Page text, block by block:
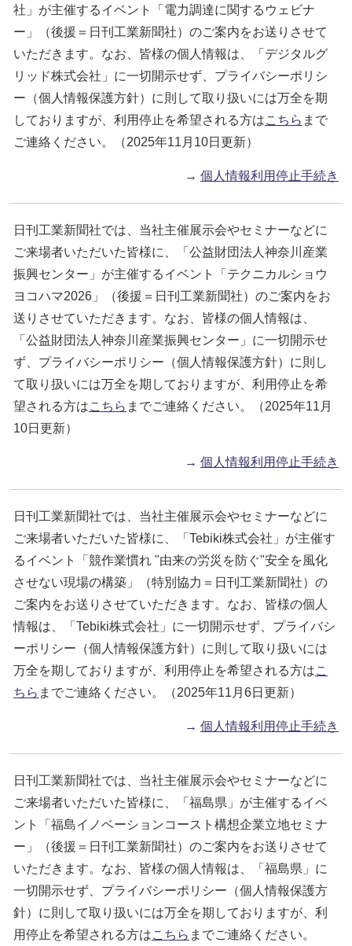
社」が主催するイベント「電力調達に関するウェビナ
ー」（後援＝日刊工業新聞社）のご案内をお送りさせて
いただきます。なお、皆様の個人情報は、「デジタルグ
リッド株式会社」に一切開示せず、プライバシーポリシ
ー（個人情報保護方針）に則して取り扱いには万全を期
しておりますが、利用停止を希望される方はこちら まで
ご連絡ください。（2025年11月10日更新）
→ 個人情報利用停止手続き
日刊工業新聞社では、当社主催展示会やセミナーなどに
ご来場者いただいた皆様に、「公益財団法人神奈川産業
振興センター」が主催するイベント「テクニカルショウ
ヨコハマ2026」（後援＝日刊工業新聞社）のご案内をお
送りさせていただきます。なお、皆様の個人情報は、
「公益財団法人神奈川産業振興センター」に一切開示せ
ず、プライバシーポリシー（個人情報保護方針）に則し
て取り扱いには万全を期しておりますが、利用停止を希
望される方はこちら までご連絡ください。（2025年11月
10日更新）
→ 個人情報利用停止手続き
日刊工業新聞社では、当社主催展示会やセミナーなどに
ご来場者いただいた皆様に、「Tebiki株式会社」が主催す
るイベント「競作業慣れ "由来の労災を防ぐ"安全を風化
させない現場の構築」（特別協力＝日刊工業新聞社）の
ご案内をお送りさせていただきます。なお、皆様の個人
情報は、「Tebiki株式会社」に一切開示せず、プライバシ
ーポリシー（個人情報保護方針）に則して取り扱いには
万全を期しておりますが、利用停止を希望される方はこ
ちら までご連絡ください。（2025年11月6日更新）
→ 個人情報利用停止手続き
日刊工業新聞社では、当社主催展示会やセミナーなどに
ご来場者いただいた皆様に、「福島県」が主催するイベ
ント「福島イノベーションコースト構想企業立地セミナ
ー」（後援＝日刊工業新聞社）のご案内をお送りさせて
いただきます。なお、皆様の個人情報は、「福島県」に
一切開示せず、プライバシーポリシー（個人情報保護方
針）に則して取り扱いには万全を期しておりますが、利
用停止を希望される方はこちら までご連絡ください。